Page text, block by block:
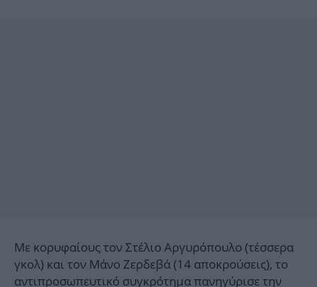
Με κορυφαίους τον Στέλιο Αργυρόπουλο (τέσσερα
γκολ) και τον Μάνο Ζερδεβά (14 αποκρούσεις), το
αντιπροσωπευτικό συγκρότημα πανηγύρισε την